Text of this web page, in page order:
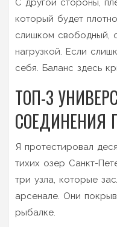
С другой стороны,
который будет
слишком свободный,
нагрузкой. Если
себя. Баланс здесь
ТОП-3
СОЕДИНЕНИЯ
Я протестировал
тихих озер Санкт-
три узла, которые
арсенале. Они
рыбалке.